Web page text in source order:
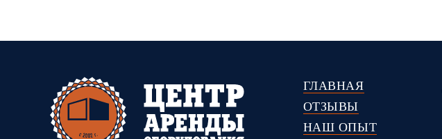
ГЛАВНАЯ
ОТЗЫВЫ
НАШ ОПЫТ